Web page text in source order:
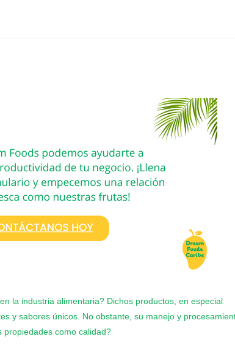
en la industria alimentaria? Dichos productos, en especial
y sabores únicos. No obstante, su manejo y
propiedades como calidad?